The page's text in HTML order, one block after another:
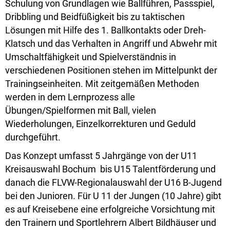
Schulung von Grundlagen wie Ballführen, Passspiel,
Dribbling und Beidfüßigkeit bis zu taktischen
Lösungen mit Hilfe des 1. Ballkontakts oder Dreh-
Klatsch und das Verhalten in Angriff und Abwehr mit
Umschaltfähigkeit und Spielverständnis in
verschiedenen Positionen stehen im Mittelpunkt der
Trainingseinheiten. Mit zeitgemäßen Methoden
werden in dem Lernprozess alle
Übungen/Spielformen mit Ball, vielen
Wiederholungen, Einzelkorrekturen und Geduld
durchgeführt.
Das Konzept umfasst 5 Jahrgänge von der U11
Kreisauswahl Bochum bis U15 Talentförderung und
danach die FLVW-Regionalauswahl der U16 B-Jugend
bei den Junioren. Für U 11 der Jungen (10 Jahre) gibt
es auf Kreisebene eine erfolgreiche Vorsichtung mit
den Trainern und Sportlehrern Albert Bildhäuser und